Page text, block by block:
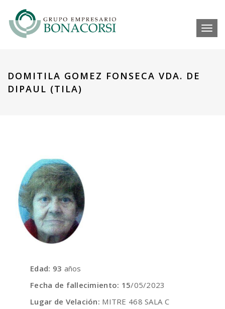
DOMITILA GOMEZ FONSECA VDA. DE
DIPAUL (TILA)
Edad: 93 años
Fecha de fallecimiento: 15/05/2023
Lugar de Velación: MITRE 468 SALA C